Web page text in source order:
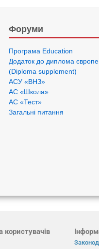
Форуми
Програма Eduсation
Додаток до диплома
(Diploma supplement)
АСУ «ВНЗ»
АС «Школа»
АС «Тест»
Загальні питання
користувачів